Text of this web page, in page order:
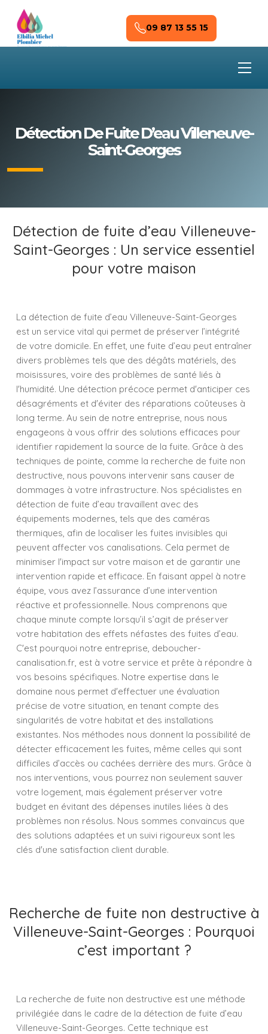
Skip to main content
09 87 13 55 15
Détection De Fuite D’eau Villeneuve-
Saint-Georges
Détection de fuite d’eau Villeneuve-
Saint-Georges : Un service essentiel
pour votre maison
La détection de fuite d’eau Villeneuve-Saint-Georges
est un service vital qui permet de préserver l’intégrité
de votre domicile. En effet, une fuite d’eau peut entraîner
divers problèmes tels que des dégâts matériels, des
moisissures, voire des problèmes de santé liés à
l'humidité. Une détection précoce permet d'anticiper ces
désagréments et d'éviter des réparations coûteuses à
long terme. Au sein de notre entreprise, nous nous
engageons à vous offrir des solutions efficaces pour
identifier rapidement la source de la fuite. Grâce à des
techniques de pointe, comme la recherche de fuite non
destructive, nous pouvons intervenir sans causer de
dommages à votre infrastructure. Nos spécialistes en
détection de fuite d’eau travaillent avec des
équipements modernes, tels que des caméras
thermiques, afin de localiser les fuites invisibles qui
peuvent affecter vos canalisations. Cela permet de
minimiser l'impact sur votre maison et de garantir une
intervention rapide et efficace. En faisant appel à notre
équipe, vous avez l’assurance d’une intervention
réactive et professionnelle. Nous comprenons que
chaque minute compte lorsqu’il s’agit de préserver
votre habitation des effets néfastes des fuites d’eau.
C'est pourquoi notre entreprise, deboucher-
canalisation.fr, est à votre service et prête à répondre à
vos besoins spécifiques. Notre expertise dans le
domaine nous permet d'effectuer une évaluation
précise de votre situation, en tenant compte des
singularités de votre habitat et des installations
existantes. Nos méthodes nous donnent la possibilité de
détecter efficacement les fuites, même celles qui sont
difficiles d’accès ou cachées derrière des murs. Grâce à
nos interventions, vous pourrez non seulement sauver
votre logement, mais également préserver votre
budget en évitant des dépenses inutiles liées à des
problèmes non résolus. Nous sommes convaincus que
des solutions adaptées et un suivi rigoureux sont les
clés d'une satisfaction client durable.
Recherche de fuite non destructive à
Villeneuve-Saint-Georges : Pourquoi
c’est important ?
La recherche de fuite non destructive est une méthode
privilégiée dans le cadre de la détection de fuite d’eau
Villeneuve-Saint-Georges. Cette technique est